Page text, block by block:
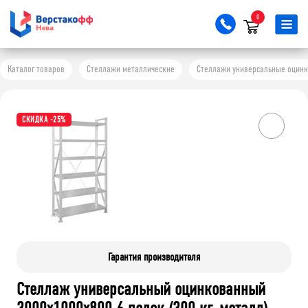
0
Каталог товаров Стеллажи металлические Стеллажи универсальные
СКИДКА -25%
Гарантия производителя
Стеллаж универсальный оцинкованный